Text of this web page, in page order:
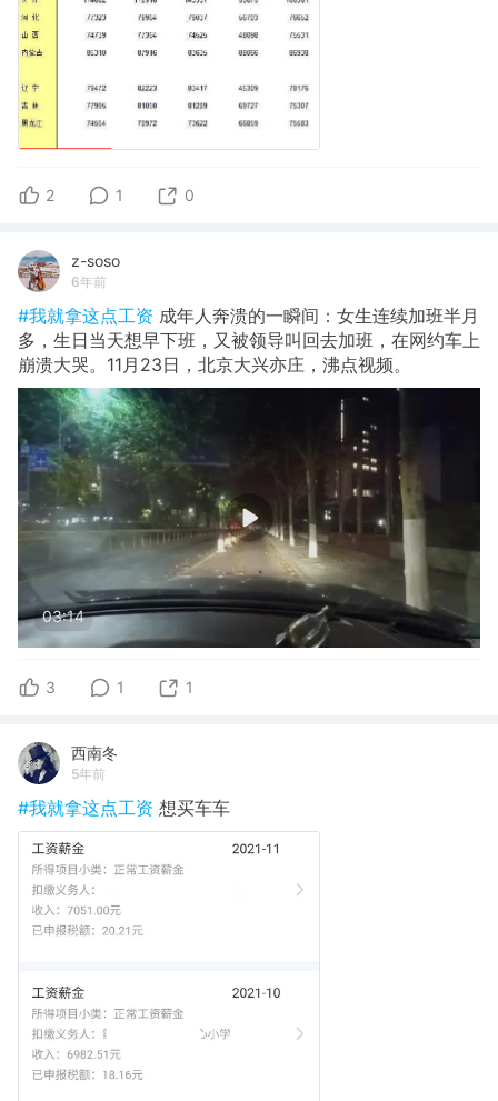
2 1 0
z-soso
6年前
#我就拿这点工资 成年人奔溃的一瞬间：女生连续加班半月
多，生日当天想早下班，又被领导叫回去加班，在网约车上
崩溃大哭。11月23日，北京大兴亦庄，沸点视频。
03:14
3 1 1
西南冬
5年前
#我就拿这点工资 想买车车